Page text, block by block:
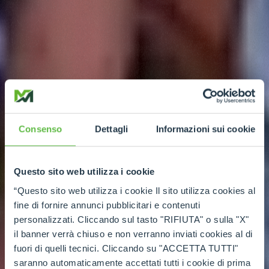
Consenso Dettagli Informazioni sui cookie
Questo sito web utilizza i cookie
“Questo sito web utilizza i cookie Il sito utilizza cookies al
fine di fornire annunci pubblicitari e contenuti
personalizzati. Cliccando sul tasto "RIFIUTA" o sulla "X"
il banner verrà chiuso e non verranno inviati cookies al di
fuori di quelli tecnici. Cliccando su "ACCETTA TUTTI"
saranno automaticamente accettati tutti i cookie di prima